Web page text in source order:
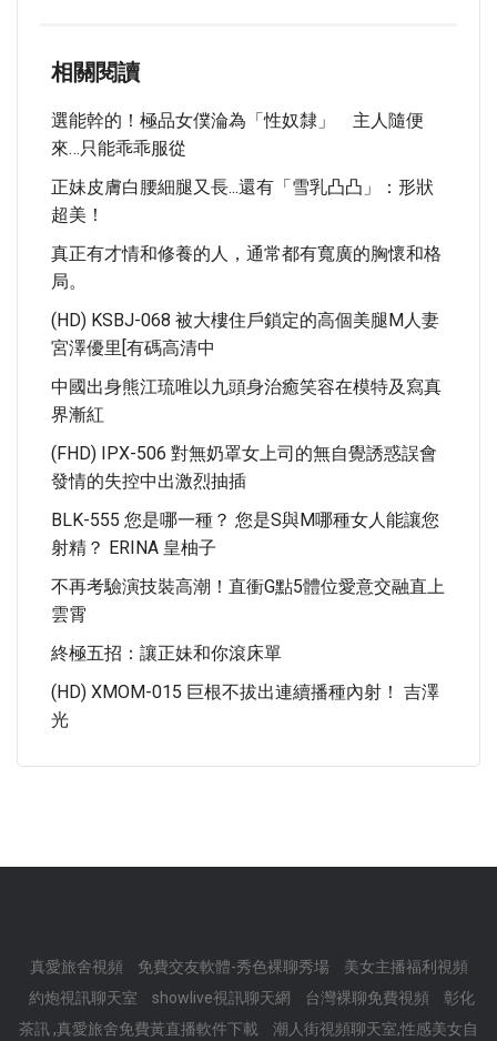
相關閱讀
選能幹的！極品女僕淪為「性奴隸」 主人隨便
來…只能乖乖服從
正妹皮膚白腰細腿又長...還有「雪乳凸凸」：形狀
超美！
真正有才情和修養的人，通常都有寬廣的胸懷和格
局。
(HD) KSBJ-068 被大樓住戶鎖定的高個美腿M人妻
宮澤優里[有碼高清中
中國出身熊江琉唯以九頭身治癒笑容在模特及寫真
界漸紅
(FHD) IPX-506 對無奶罩女上司的無自覺誘惑誤會
發情的失控中出激烈抽插
BLK-555 您是哪一種？ 您是S與M哪種女人能讓您
射精？ ERINA 皇柚子
不再考驗演技裝高潮！直衝G點5體位愛意交融直上
雲霄
終極五招：讓正妹和你滾床單
(HD) XMOM-015 巨根不拔出連續播種內射！ 吉澤
光
真愛旅舍視頻 免費交友軟體-秀色裸聊秀場
美女主播福利視頻
約炮視訊聊天室
showlive視訊聊天網 台灣裸聊免費視頻
彰化
茶訊 ,真愛旅舍免費黃直播軟件下載
潮人街視頻聊天室,性感美女自